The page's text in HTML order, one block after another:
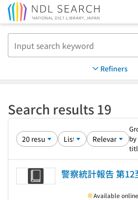
Refiners
Search results 19
by
警察統計報告 第12
Available online